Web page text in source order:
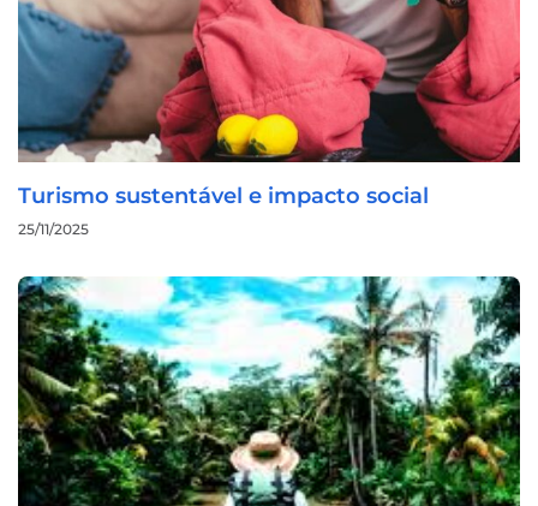
Turismo sustentável e impacto social
25/11/2025